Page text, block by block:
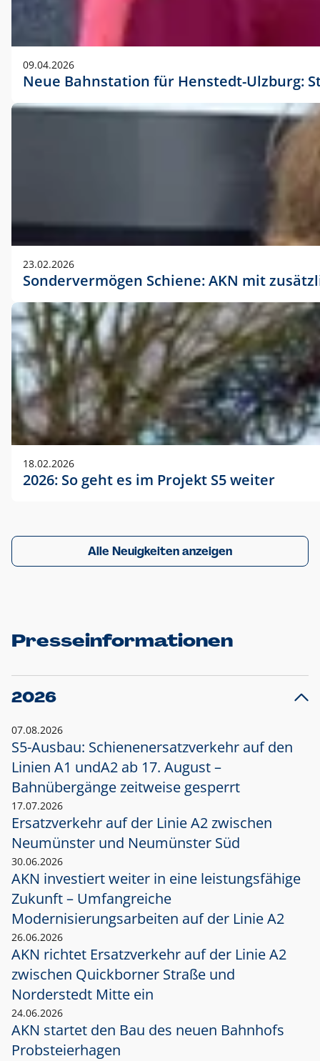
09.04.2026
Neue Bahnstation für Henstedt-Ulzburg:
23.02.2026
Sondervermögen Schiene: AKN mit
18.02.2026
2026: So geht es im Projekt S5 weiter
Alle Neuigkeiten anzeigen
Presseinformationen
2026
07.08.2026
S5-Ausbau: Schienenersatzverkehr auf den
Linien A1 undA2 ab 17. August –
Bahnübergänge zeitweise gesperrt
17.07.2026
Ersatzverkehr auf der Linie A2 zwischen
Neumünster und Neumünster Süd
30.06.2026
AKN investiert weiter in eine leistungsfähige
Zukunft – Umfangreiche
Modernisierungsarbeiten auf der Linie A2
26.06.2026
AKN richtet Ersatzverkehr auf der Linie A2
zwischen Quickborner Straße und
Norderstedt Mitte ein
24.06.2026
AKN startet den Bau des neuen Bahnhofs
Probsteierhagen